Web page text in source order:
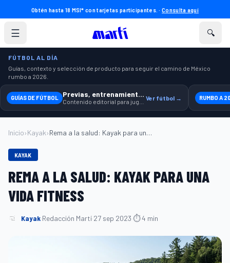
Obtén hasta 18 MSI* con tarjetas participantes. ·Consulta aquí
☰ 🔍
FÚTBOL AL DÍA
Guías, contexto y selección de producto para seguir el camino de México
rumbo a 2026.
GUÍAS DE FÚTBOL Previas, entrenamiento y producto Ver fútbol → RUMBO A
Inicio›Kayak› Rema a la salud: Kayak para una vida fit...
KAYAK
REMA A LA SALUD: KAYAK PARA UNA
VIDA FITNESS
Kayak·Redacción Martí·27 sep 2023·⏱ 4 min